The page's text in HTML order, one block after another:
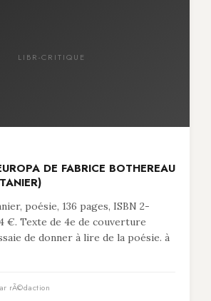
LIBR-CRITIQUE
DE FABRICE BOTHEREAU
poésie, 136 pages, ISBN 2-
€. Texte de 4e de couverture
de donner à lire de la poésie. à
rÃ©daction